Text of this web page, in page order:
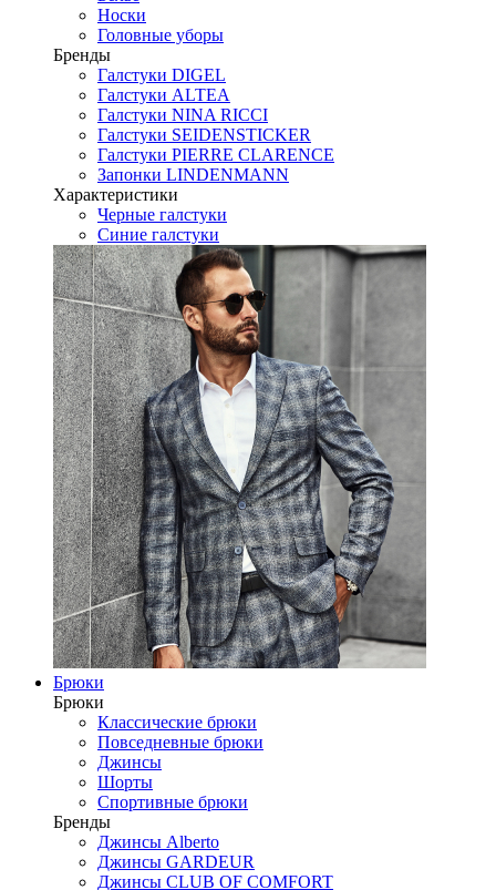
Носки
Головные уборы
Бренды
Галстуки DIGEL
Галстуки ALTEA
Галстуки NINA RICCI
Галстуки SEIDENSTICKER
Галстуки PIERRE CLARENCE
Запонки LINDENMANN
Характеристики
Черные галстуки
Синие галстуки
Брюки
Брюки
Классические брюки
Повседневные брюки
Джинсы
Шорты
Спортивные брюки
Бренды
Джинсы Alberto
Джинсы GARDEUR
Джинсы CLUB OF COMFORT